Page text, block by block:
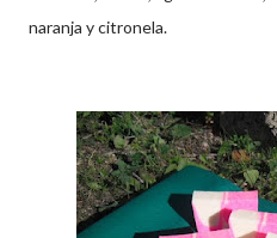
naranja y citronela.